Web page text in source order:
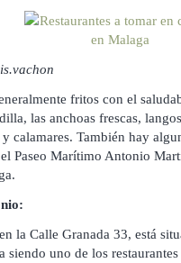
fritos con el
las anchoas frescas,
calamares. También hay
Paseo Marítimo Antonio
la Calle Granada 33, está
siendo uno de los